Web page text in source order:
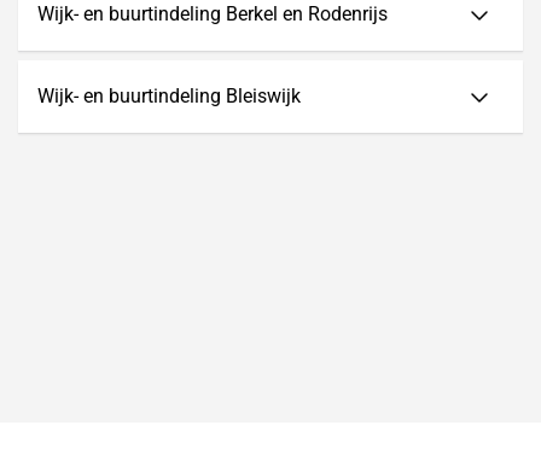
Wijk- en buurtindeling Berkel en Rodenrijs
Wijk- en buurtindeling Bleiswijk